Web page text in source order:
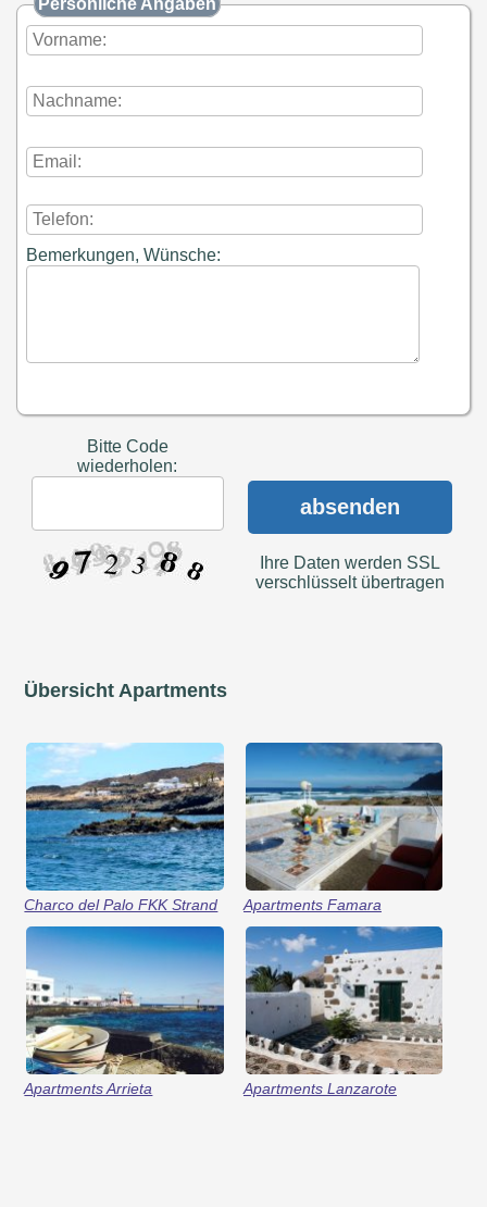
Persönliche Angaben
Bemerkungen, Wünsche:
Bitte Code
wiederholen:
absenden
Ihre Daten werden SSL
verschlüsselt übertragen
Übersicht Apartments
Charco del Palo FKK Strand Apartments Famara
Apartments Arrieta Apartments Lanzarote